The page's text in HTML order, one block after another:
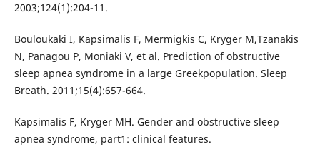
2003;124(1):204-11.
Bouloukaki I, Kapsimalis F, Mermigkis C, Kryger M,Tzanakis
N, Panagou P, Moniaki V, et al. Prediction of obstructive
sleep apnea syndrome in a large Greekpopulation. Sleep
Breath. 2011;15(4):657-664.
Kapsimalis F, Kryger MH. Gender and obstructive sleep
apnea syndrome, part1: clinical features.